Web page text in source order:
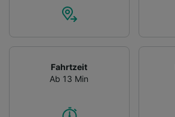
Fahrtzeit
Ab 13 Min